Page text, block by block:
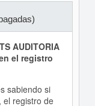
AUDITORIA
el registro
sabiendo si
el registro de